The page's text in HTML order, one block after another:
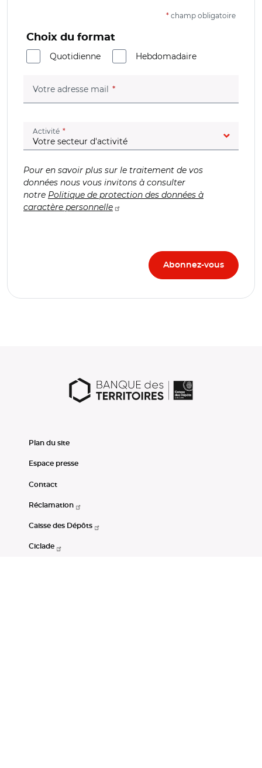
* champ obligatoire
Choix du format
Quotidienne
Hebdomadaire
Votre adresse mail (champ obligatoire)
Activité (champ obligatoire)
Pour en savoir plus sur le traitement de vos
données nous vous invitons à consulter
notre Politique de protection des données à
caractère personnelle
Plan du site
Espace presse
Contact
Réclamation
Caisse des Dépôts
Ciclade